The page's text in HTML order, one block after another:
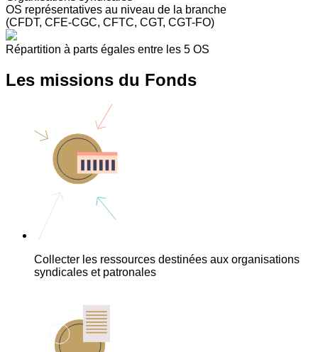
OS représentatives au niveau de la branche
(CFDT, CFE-CGC, CFTC, CGT, CGT-FO)
Répartition à parts égales entre les 5 OS
Les missions du Fonds
Collecter les ressources destinées aux organisations
syndicales et patronales